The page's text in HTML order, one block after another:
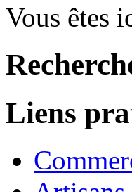
Vous êtes
Liens